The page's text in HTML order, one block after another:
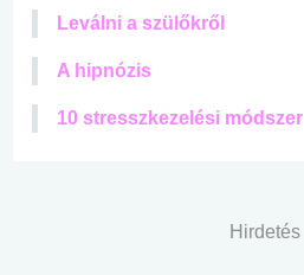
Leválni a szülőkről
A hipnózis
10 stresszkezelési módszer
Hirdetés